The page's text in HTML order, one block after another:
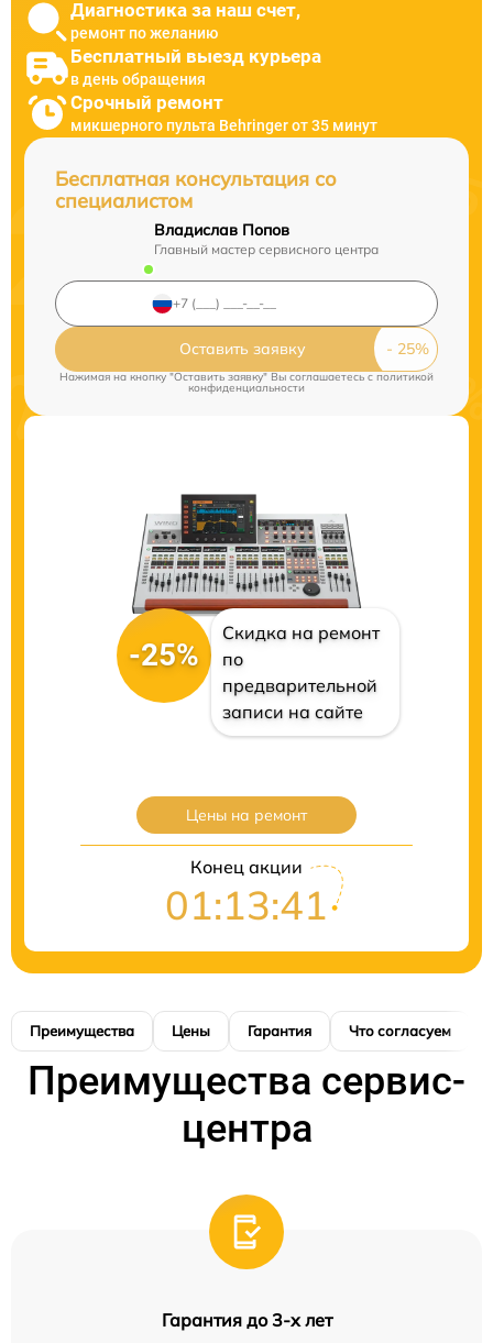
Диагностика за наш счет,
ремонт по желанию
Бесплатный выезд курьера
в день обращения
Срочный ремонт
микшерного пульта Behringer от 35 минут
Бесплатная консультация со
специалистом
Владислав Попов
Главный мастер сервисного центра
Оставить заявку
Нажимая на кнопку "Оставить заявку" Вы соглашаетесь cполитикой
конфиденциальности
-25%
Скидка на ремонт
по
предварительной
записи на сайте
Цены на ремонт
Конец акции
01:13:40
Преимущества Цены Гарантия Что согласуем
Преимущества сервис-
центра
Гарантия до 3-х лет